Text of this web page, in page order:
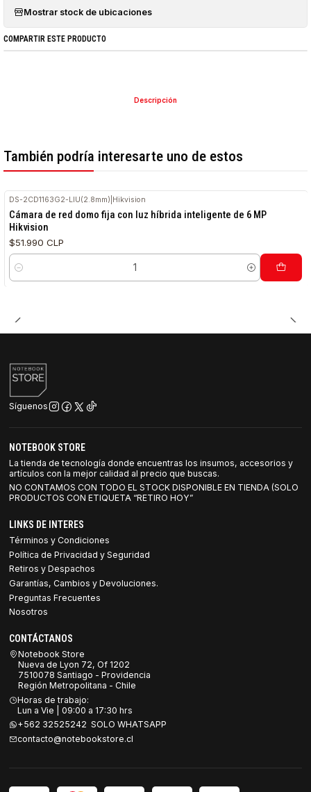
Mostrar stock de ubicaciones
COMPARTIR ESTE PRODUCTO
Descripción
También podría interesarte uno de estos
DS-2CD1163G2-LIU(2.8mm) Hikvision
Cámara de red domo fija con luz híbrida inteligente de 6 MP
Hikvision
$51.990 CLP
Cantidad
Síguenos
NOTEBOOK STORE
La tienda de tecnología donde encuentras los insumos, accesorios y
artículos con la mejor calidad al precio que buscas.
NO CONTAMOS CON TODO EL STOCK DISPONIBLE EN TIENDA (SOLO
PRODUCTOS CON ETIQUETA “RETIRO HOY”
LINKS DE INTERES
Términos y Condiciones
Política de Privacidad y Seguridad
Retiros y Despachos
Garantías, Cambios y Devoluciones.
Preguntas Frecuentes
Nosotros
CONTÁCTANOS
Notebook Store
Nueva de Lyon 72, Of 1202
7510078 Santiago - Providencia
Región Metropolitana - Chile
Horas de trabajo:
Lun a Vie | 09:00 a 17:30 hrs
+562 32525242 SOLO WHATSAPP
contacto@notebookstore.cl